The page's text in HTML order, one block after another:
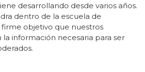
desarrollando desde varios años.
dentro de la escuela de
objetivo que nuestros
información necesaria para ser